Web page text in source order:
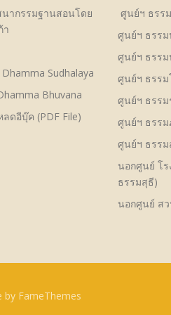
ากรรมฐานสอนโดย
า
Sudhalaya
Bhuvana
ดอีบุ๊ค (PDF File)
ศูนย์ฯ ธรร
ศูนย์ฯ ธรรม
ศูนย์ฯ ธรรม
ศูนย์ฯ ธรร
ศูนย์ฯ ธรรม
ศูนย์ฯ ธรรม
ศูนย์ฯ ธรรม
นอกศูนย์ โร
ธรรมสุธี)
นอกศูนย์ ส
by FameThemes